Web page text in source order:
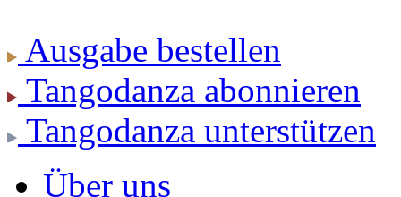
Ausgabe bestellen
Tangodanza abonnieren
Tangodanza unterstützen
Über uns